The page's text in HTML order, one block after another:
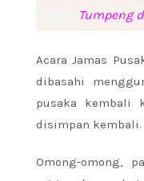
Tumpeng
Acara Jamas
dibasahi
pusaka kembali
disimpan kembali.
Omong-omong,